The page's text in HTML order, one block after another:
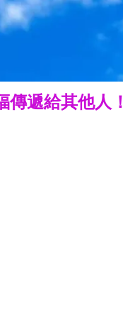
遞給其他人！